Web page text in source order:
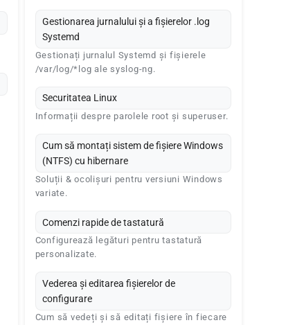
Gestionarea jurnalului și a fișierelor .log
Systemd
Gestionați jurnalul Systemd și fișierele
/var/log/*log ale syslog-ng.
Securitatea Linux
Informații despre parolele root și superuser.
Cum să montați sistem de fișiere Windows
(NTFS) cu hibernare
Soluții & ocolișuri pentru versiuni Windows
variate.
Comenzi rapide de tastatură
Configurează legături pentru tastatură
personalizate.
Vederea și editarea fișierelor de
configurare
Cum să vedeți și să editați fișiere în fiecare